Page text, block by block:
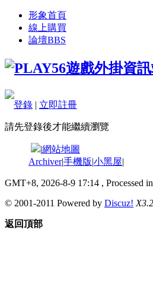
形象首頁
線上購買
論壇BBS
登錄 | 立即註冊
請先登錄後才能繼續瀏覽
|網站地圖
Archiver|手機版|小黑屋|
GMT+8, 2026-8-9 17:14 , Processed
© 2001-2011 Powered by Discuz! X3.2
返回頂部